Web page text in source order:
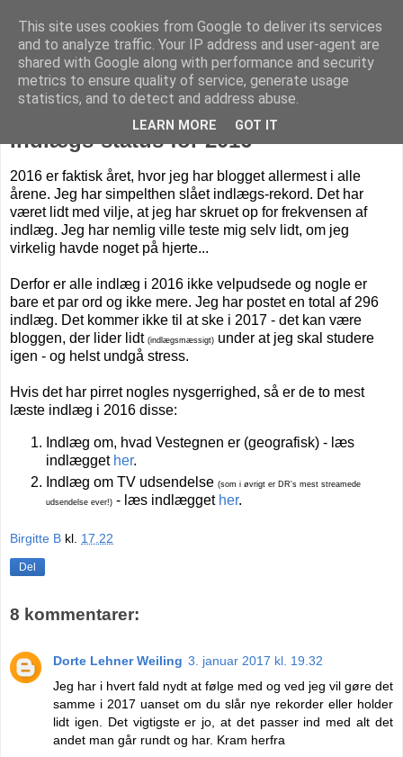
Livet på Vestegnen
Indlægs-status for 2016
2016 er faktisk året, hvor jeg har blogget allermest i alle
årene. Jeg har simpelthen slået indlægs-rekord. Det har
været lidt med vilje, at jeg har skruet op for frekvensen af
indlæg. Jeg har nemlig ville teste mig selv lidt, om jeg
virkelig havde noget på hjerte...
Derfor er alle indlæg i 2016 ikke velpudsede og nogle er
bare et par ord og ikke mere. Jeg har postet en total af 296
indlæg. Det kommer ikke til at ske i 2017 - det kan være
bloggen, der lider lidt (indlægsmæssigt) under at jeg skal studere
igen - og helst undgå stress.
Hvis det har pirret nogles nysgerrighed, så er de to mest
læste indlæg i 2016 disse:
Indlæg om, hvad Vestegnen er (geografisk) - læs
indlægget her.
Indlæg om TV udsendelse (som i øvrigt er DR's mest streamede
udsendelse ever!) - læs indlægget her.
Birgitte B kl. 17.22
Del
8 kommentarer:
Dorte Lehner Weiling 3. januar 2017 kl. 19.32
Jeg har i hvert fald nydt at følge med og ved jeg vil gøre det
samme i 2017 uanset om du slår nye rekorder eller holder
lidt igen. Det vigtigste er jo, at det passer ind med alt det
andet man går rundt og har. Kram herfra
This site uses cookies from Google to deliver its services
and to analyze traffic. Your IP address and user-agent are
shared with Google along with performance and security
metrics to ensure quality of service, generate usage
statistics, and to detect and address abuse.
LEARN MORE GOT IT